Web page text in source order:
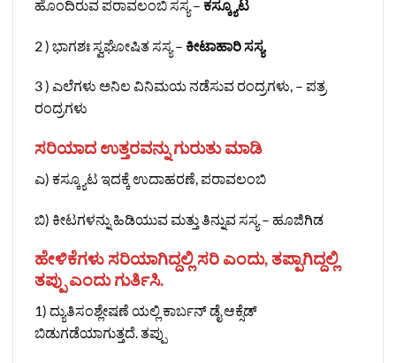
ಹೊಂದಿರುವ ಪರಾವಲಂಬಿ ಸಸ್ಯ – ಕಸ್ಕ್ಯೂಟ
2 ) ಭಾಗಶಃ ಸ್ವಘೋಷಿತ ಸಸ್ಯ – ಕೀಟಾಹಾರಿ ಸಸ್ಯ
3 ) ಎಲೆಗಳು ಅನಿಲ ವಿನಿಮಯ ನಡೆಸುವ ರಂದ್ರಗಳು, – ಪತ್ರ
ರಂದ್ರಗಳು
ಸರಿಯಾದ ಉತ್ತರವನ್ನು ಗುರುತು ಮಾಡಿ
ಎ) ಕಸ್ಕ್ಯೂಟ ಇದಕ್ಕೆ ಉದಾಹರಣೆ, ಪರಾವಲಂಬಿ
ಬಿ) ಕೀಟಗಳನ್ನು ಹಿಡಿಯುವ ಮತ್ತು ತಿನ್ನುವ ಸಸ್ಯ – ಹೂಜಿಗಿಡ
ಹೇಳಿಕೆಗಳು ಸರಿಯಾಗಿದ್ದಲ್ಲಿ ಸರಿ ಎಂದು, ತಪ್ಪಾಗಿದ್ದಲ್ಲಿ
ತಪ್ಪು ಎಂದು ಗುರ್ತಿಸಿ.
1) ದ್ಯುತಿಸಂಶ್ಲೇಷಣೆ ಯಲ್ಲಿ ಕಾರ್ಬನ್ ಡೈ ಆಕ್ಸೆಡ್
ಬಿಡುಗಡೆಯಾಗುತ್ತದೆ. ತಪ್ಪು